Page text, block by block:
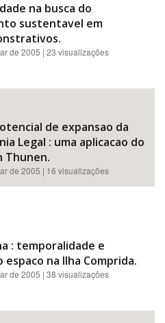
na busca do
sustentavel em
de 2005 | 23 visualizações
de expansao da
Legal : uma aplicacao do
Thunen.
de 2005 | 16 visualizações
: temporalidade e
espaco na Ilha Comprida.
de 2005 | 38 visualizações